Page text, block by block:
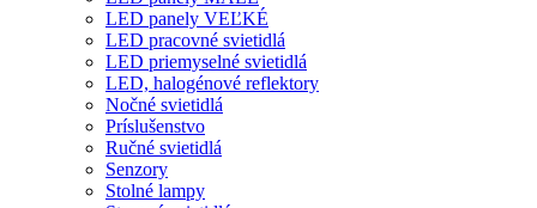
LED panely VEĽKÉ
LED pracovné svietidlá
LED priemyselné svietidlá
LED, halogénové reflektory
Nočné svietidlá
Príslušenstvo
Ručné svietidlá
Senzory
Stolné lampy